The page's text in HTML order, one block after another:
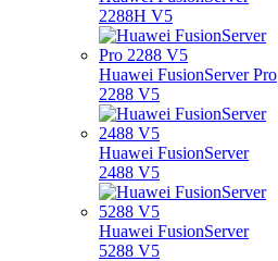
2288H V5
Huawei FusionServer Pro
2288 V5
Huawei FusionServer
2488 V5
Huawei FusionServer
5288 V5